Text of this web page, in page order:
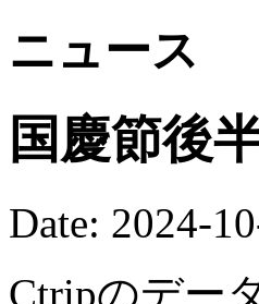
ニュース
国慶節後
Date: 2024-
Ctripのデー